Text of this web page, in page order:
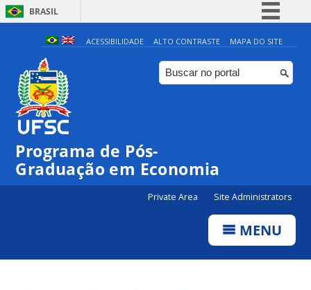
BRASIL
Simplifique!
Comunica BR
Participe
ACESSIBILIDADE ALTO CONTRASTE MAPA DO SITE
Programa de Pós-
Graduação em Economia
Private Area Site Administrators
MENU